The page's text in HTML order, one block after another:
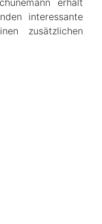
interessante
zusätzlichen